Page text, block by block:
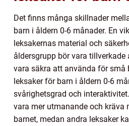
Det finns många skillnader
barn i åldern 0-6 månader. En
leksakernas material och
åldersgrupp bör vara
vara säkra att använda för små
leksaker för barn i åldern 0-6
svårighetsgrad och
vara mer utmanande och kräva
barnet, medan andra leksaker